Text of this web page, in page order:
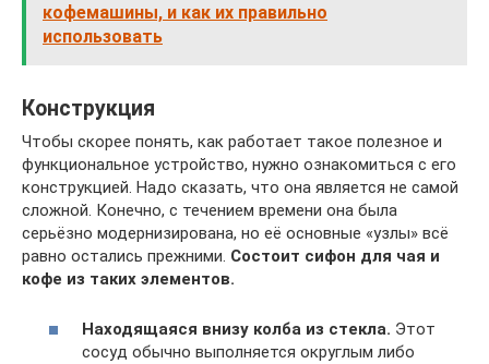
кофемашины, и как их правильно
использовать
Конструкция
Чтобы скорее понять, как работает такое полезное и
функциональное устройство, нужно ознакомиться с его
конструкцией. Надо сказать, что она является не самой
сложной. Конечно, с течением времени она была
серьёзно модернизирована, но её основные «узлы» всё
равно остались прежними. Состоит сифон для чая и
кофе из таких элементов.
Находящаяся внизу колба из стекла. Этот
сосуд обычно выполняется округлым либо